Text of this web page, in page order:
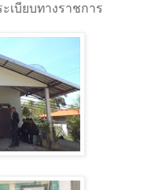
เบียบทางราชการ